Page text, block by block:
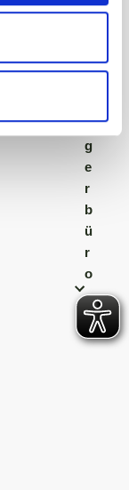
r
g
e
r
b
ü
r
o